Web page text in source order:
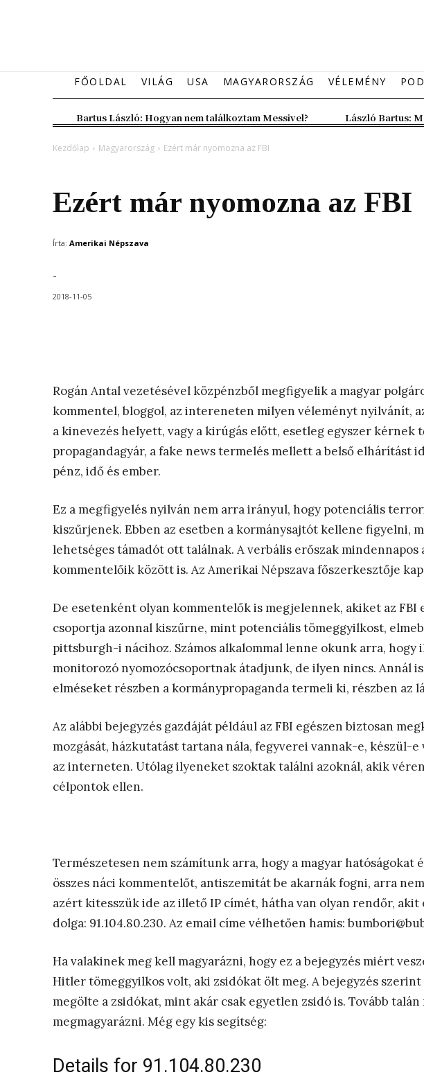
FŐOLDAL VILÁG USA MAGYARORSZÁG VÉLEMÉNY
Bartus László: Hogyan nem találkoztam Messivel? László Bartus:
Kezdőlap Magyarország Ezért már nyomozna az FBI
Ezért már nyomozna az FBI
Írta: Amerikai Népszava
-
2018-11-05
Rogán Antal vezetésével közpénzből megfigyelik a magyar
kommentel, bloggol, az intereneten milyen véleményt nyilvánít,
a kinevezés helyett, vagy a kirúgás előtt, esetleg egyszer kérnek
propagandagyár, a fake news termelés mellett a belső elhárítást
pénz, idő és ember.
Ez a megfigyelés nyilván nem arra irányul, hogy potenciális
kiszűrjenek. Ebben az esetben a kormánysajtót kellene figyelni,
lehetséges támadót ott találnak. A verbális erőszak mindennapos
kommentelőik között is. Az Amerikai Népszava főszerkesztője
De esetenként olyan kommentelők is megjelennek, akiket az
csoportja azonnal kiszűrne, mint potenciális tömeggyilkost,
pittsburgh-i nácihoz. Számos alkalommal lenne okunk arra, hogy
monitorozó nyomozócsoportnak átadjunk, de ilyen nincs. Annál
elméseket részben a kormánypropaganda termeli ki, részben az
Az alábbi bejegyzés gazdáját például az FBI egészen biztosan
mozgását, házkutatást tartana nála, fegyverei vannak-e, készül-e
az interneten. Utólag ilyeneket szoktak találni azoknál, akik
célpontok ellen.
Természetesen nem számítunk arra, hogy a magyar hatóságokat
összes náci kommentelőt, antiszemitát be akarnák fogni, arra
azért kitesszük ide az illető IP címét, hátha van olyan rendőr, akit
dolga: 91.104.80.230. Az email címe vélhetően hamis:
Ha valakinek meg kell magyarázni, hogy ez a bejegyzés miért
Hitler tömeggyilkos volt, aki zsidókat ölt meg. A bejegyzés
megölte a zsidókat, mint akár csak egyetlen zsidó is. Tovább
megmagyarázni. Még egy kis segítség:
Details for 91.104.80.230